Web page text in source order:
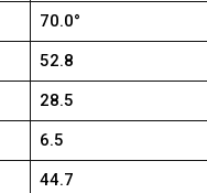
70.0°
52.8
28.5
6.5
44.7